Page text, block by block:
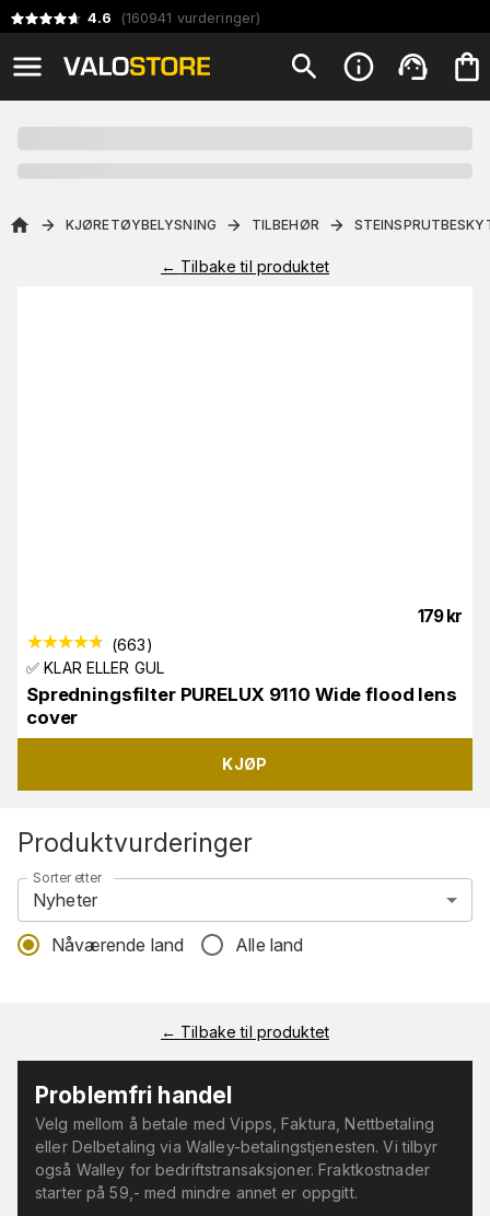
4.6 (160941 vurderinger)
KJØRETØYBELYSNING TILBEHØR
← Tilbake til produktet
179 kr
(663)
✅ KLAR ELLER GUL
Spredningsfilter PURELUX 9110 Wide flood lens
cover
KJØP
Produktvurderinger
Sorter etter
Nyheter
Nåværende land Alle land
← Tilbake til produktet
Problemfri handel
Velg mellom å betale med Vipps, Faktura, Nettbetaling
eller Delbetaling via Walley-betalingstjenesten. Vi tilbyr
også Walley for bedriftstransaksjoner. Fraktkostnader
starter på 59,- med mindre annet er oppgitt.